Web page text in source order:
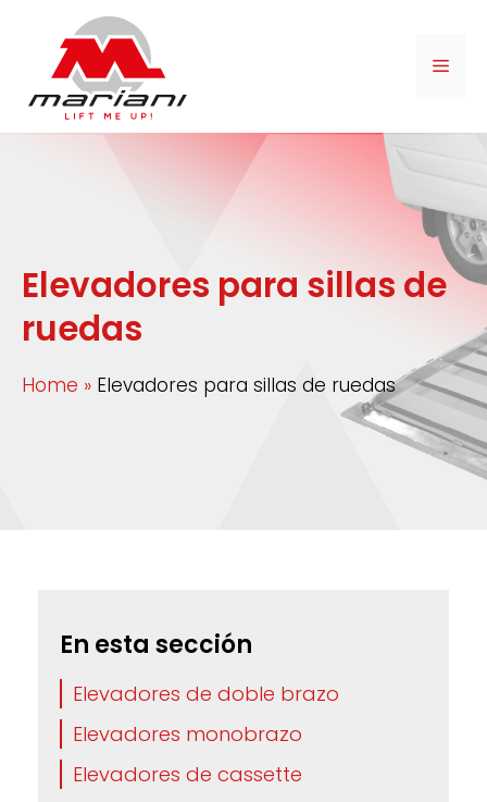
Elevadores para sillas de
ruedas
Home » Elevadores para sillas de ruedas
En esta sección
Elevadores de doble brazo
Elevadores monobrazo
Elevadores de cassette